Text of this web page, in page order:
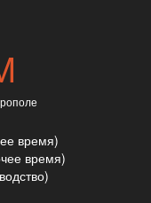
время)
время)